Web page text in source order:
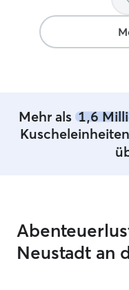
time job that allows
be a pet sitter. So for
contact me and we
house I have a
your furry friend can
prefers to rest in his
Mehr als 1,6
Neustadt an